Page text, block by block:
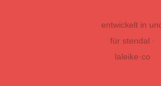
entwickelt in
für stendal ·
laleike·co